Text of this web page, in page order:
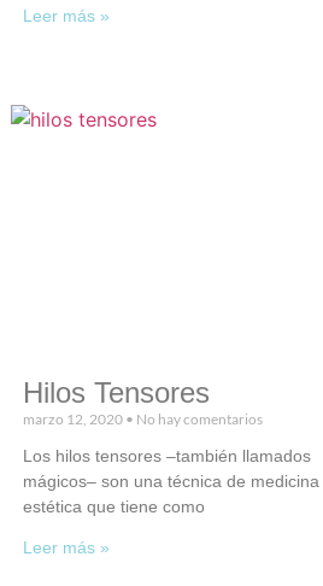
Leer más »
Hilos Tensores
marzo 12, 2020 No hay comentarios
Los hilos tensores –también llamados
mágicos– son una técnica de medicina
estética que tiene como
Leer más »